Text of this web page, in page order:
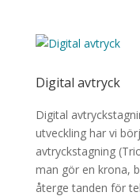
Digital avtryck
Digital
utveckling har vi
avtryckstagning
man gör en krona,
återge tanden för